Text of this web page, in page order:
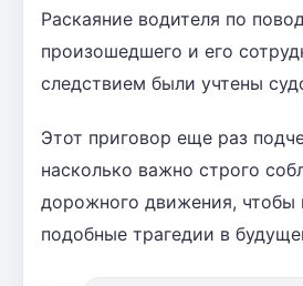
Раскаяние водителя по
произошедшего и его
следствием были учтены
Этот приговор еще раз
насколько важно строго
дорожного движения, чтобы
подобные трагедии в